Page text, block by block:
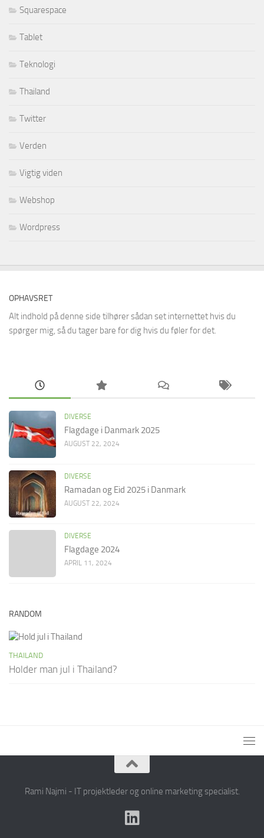
Squarespace
Tablet
Teknologi
Thailand
Twitter
Verden
Vigtig viden
Webshop
Wordpress
OPHAVSRET
Alt indhold på denne side tilhører sådan set internettet hvis du
spørger mig, så du tager bare for dig hvis du føler for det.
DIVERSE
Flagdage i Danmark 2025
AUGUST 22, 2024
DIVERSE
Ramadan og Eid 2025 i Danmark
AUGUST 22, 2024
DIVERSE
Flagdage 2024
APRIL 11, 2024
RANDOM
THAILAND
Holder man jul i Thailand?
Rami Najmi - IT projektleder og online marketing specialist.